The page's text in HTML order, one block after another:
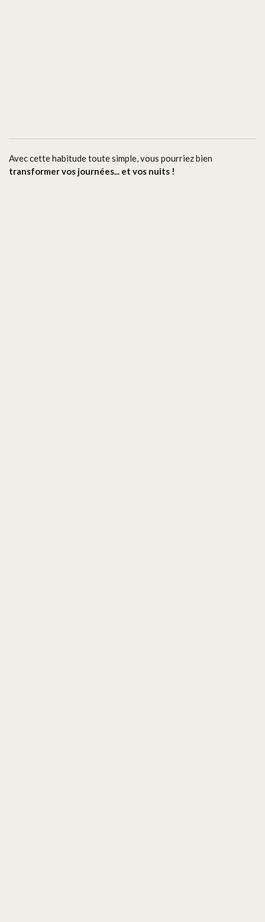
Avec cette habitude toute simple, vous pourriez bien
transformer vos journées... et vos nuits !